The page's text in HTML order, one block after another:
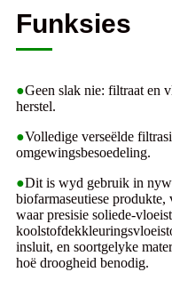
Funksies
●Geen slak nie: filtraat en
herstel.
●Volledige verseëlde
omgewingsbesoedeling.
●Dit is wyd gebruik in
biofarmaseutiese produkte,
waar presisie soliede-
insluit, en soortgelyke
hoë droogheid benodig.